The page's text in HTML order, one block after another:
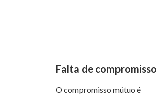
Falta de compromisso
O compromisso mútuo é